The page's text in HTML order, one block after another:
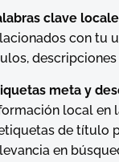
clave
con tu
meta y
local en
de título
en